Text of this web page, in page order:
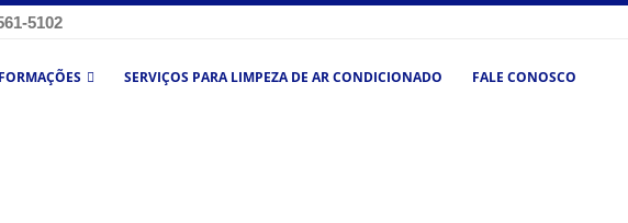
5102
SERVIÇOS PARA LIMPEZA DE AR CONDICIONADO FALE CONOSCO